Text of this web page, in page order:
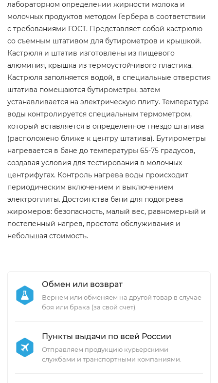
лабораторном определении жирности молока и
молочных продуктов методом Гербера в соответствии
с требованиями ГОСТ. Представляет собой кастрюлю
со съемным штативом для бутирометров и крышкой.
Кастрюля и штатив изготовлены из пищевого
алюминия, крышка из термоустойчивого пластика.
Кастрюля заполняется водой, в специальные отверстия
штатива помещаются бутирометры, затем
устанавливается на электрическую плиту. Температура
воды контролируется специальным термометром,
который вставляется в определенное гнездо штатива
(расположено ближе к центру штатива). Бутирометры
нагревается в бане до температуры 65-75 градусов,
создавая условия для тестирования в молочных
центрифугах. Контроль нагрева воды происходит
периодическим включением и выключением
электроплиты. Достоинства бани для подогрева
жиромеров: безопасность, малый вес, равномерный и
постепенный нагрев, простота обслуживания и
небольшая стоимость.
Обмен или возврат
Вернем или обменяем на другой товар в случае
боя или брака (за свой счет).
Пункты выдачи по всей России
Отправляем продукцию курьерскими
службами и транспортными компаниями.